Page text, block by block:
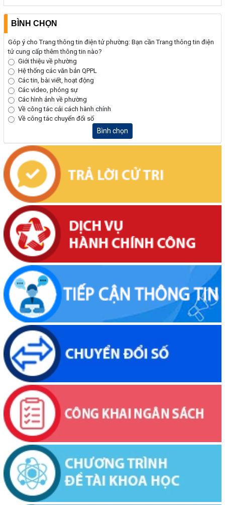
BÌNH CHỌN
Góp ý cho Trang thông tin điện tử phường: Bạn cần Trang thông tin điện
tử cung cấp thêm thông tin nào?
Giới thiệu về phường
Hệ thống các văn bản QPPL
Các tin, bài viết, hoạt động
Các video, phóng sự
Các hình ảnh về phường
Về công tác cải cách hành chính
Về công tác chuyển đổi số
Bình chọn